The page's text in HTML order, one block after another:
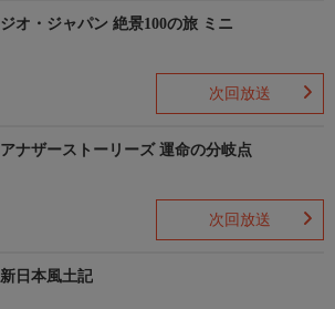
ジオ・ジャパン 絶景100の旅 ミニ
次回放送
アナザーストーリーズ 運命の分岐点
次回放送
新日本風土記